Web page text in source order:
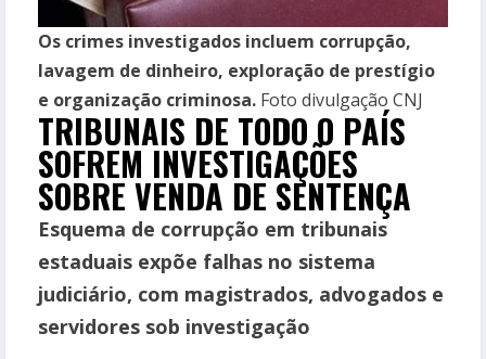
Os crimes investigados incluem corrupção,
lavagem de dinheiro, exploração de prestígio
e organização criminosa. Foto divulgação CNJ
TRIBUNAIS DE TODO O PAÍS
SOFREM INVESTIGAÇÕES
SOBRE VENDA DE SENTENÇA
Esquema de corrupção em tribunais
estaduais expõe falhas no sistema
judiciário, com magistrados, advogados e
servidores sob investigação